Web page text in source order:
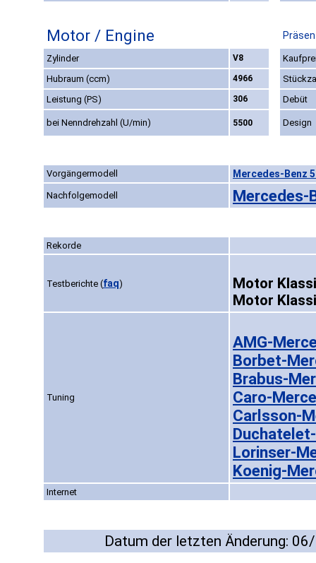
Motor / Engine
Zylinder V8
Hubraum (ccm)
4966
Leistung (PS)
306 Debüt
bei Nenndrehzahl (U/min) 5500 Design
Vorgängermodell Mercedes-Benz
Nachfolgemodell Mercedes-
Rekorde
Testberichte (faq)
Motor
Motor
Tuning
AMG-
Borbet-
Brabus-
Caro-
Carlsson-
Lorinser-
Koenig-
Internet
Datum der letzten Änderung: